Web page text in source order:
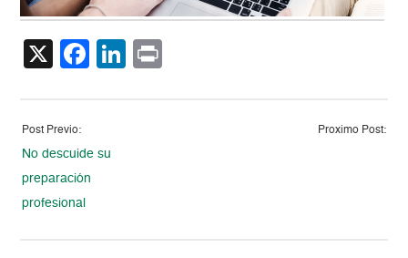
X Facebook
LinkedIn
Post Previo:
No descuide su
preparación
profesional
Proximo Post: